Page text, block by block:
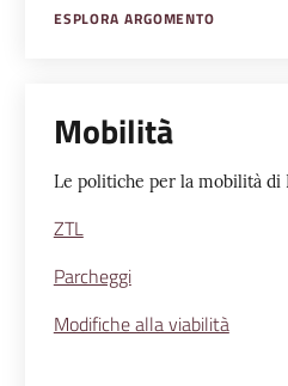
ESPLORA ARGOMENTO
Mobilità
Le politiche per la mobilità di
ZTL
Parcheggi
Modifiche alla viabilità